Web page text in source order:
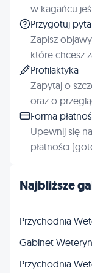
Najbliższe
Przychodnia
w kagańcu
Przygotuj
Zapisz
które chcesz
Profilaktyka
Zapytaj o
oraz o
Forma
Upewnij się
płatności